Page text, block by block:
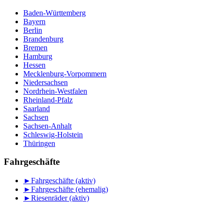
Baden-Württemberg
Bayern
Berlin
Brandenburg
Bremen
Hamburg
Hessen
Mecklenburg-Vorpommern
Niedersachsen
Nordrhein-Westfalen
Rheinland-Pfalz
Saarland
Sachsen
Sachsen-Anhalt
Schleswig-Holstein
Thüringen
Fahrgeschäfte
►Fahrgeschäfte (aktiv)
►Fahrgeschäfte (ehemalig)
►Riesenräder (aktiv)